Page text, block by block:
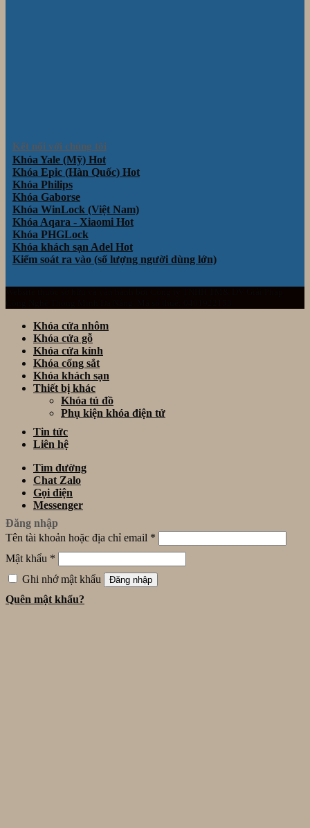
Kết nối với chúng tôi
Khóa Yale (Mỹ)
Khóa Epic (Hàn Quốc)
Khóa Philips
Khóa Gaborse
Khóa WinLock (Việt Nam)
Khóa Aqara - Xiaomi
Khóa PHGLock
Khóa khách sạn Adel
Kiểm soát ra vào (số lượng người dùng lớn)
Khóa cửa nhôm
Khóa cửa gỗ
Khóa cửa kính
Khóa cổng sắt
Khóa khách sạn
Thiết bị khác
Khóa tủ đồ
Phụ kiện khóa điện tử
Tin tức
Liên hệ
Tìm đường
Chat Zalo
Gọi điện
Messenger
Đăng nhập
Tên tài khoản hoặc địa chỉ email *
Mật khẩu *
Ghi nhớ mật khẩu
Đăng nhập
Quên mật khẩu?